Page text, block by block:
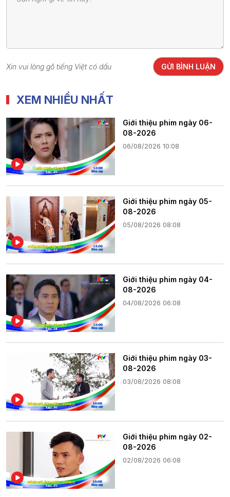
Xin vui lòng gõ tiếng Việt có dấu GỬI BÌNH LUẬN
XEM NHIỀU NHẤT
Giới thiệu phim ngày 06-
08-2026
06/08/2026 10:08
Giới thiệu phim ngày 05-
08-2026
05/08/2026 08:08
Giới thiệu phim ngày 04-
08-2026
04/08/2026 06:08
Giới thiệu phim ngày 03-
08-2026
03/08/2026 08:08
Giới thiệu phim ngày 02-
08-2026
02/08/2026 06:08